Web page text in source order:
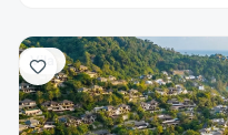
Vila